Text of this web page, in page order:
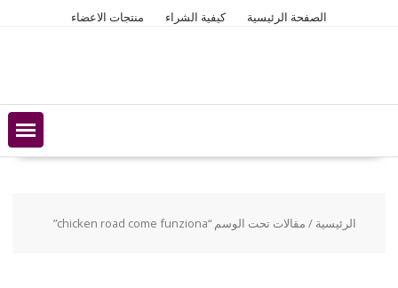
الصفحة الرئيسية كيفية الشراء منتجات الاعضاء
الرئيسية / مقالات تحت الوسم “chicken road come funziona”